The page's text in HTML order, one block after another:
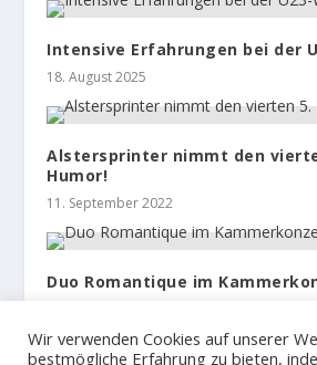
Intensive Erfahrungen bei der
18. August 2025
Alstersprinter nimmt den
Humor!
11. September 2022
Duo Romantique im
Wir verwenden Cookies auf unserer
bestmögliche Erfahrung zu bieten,